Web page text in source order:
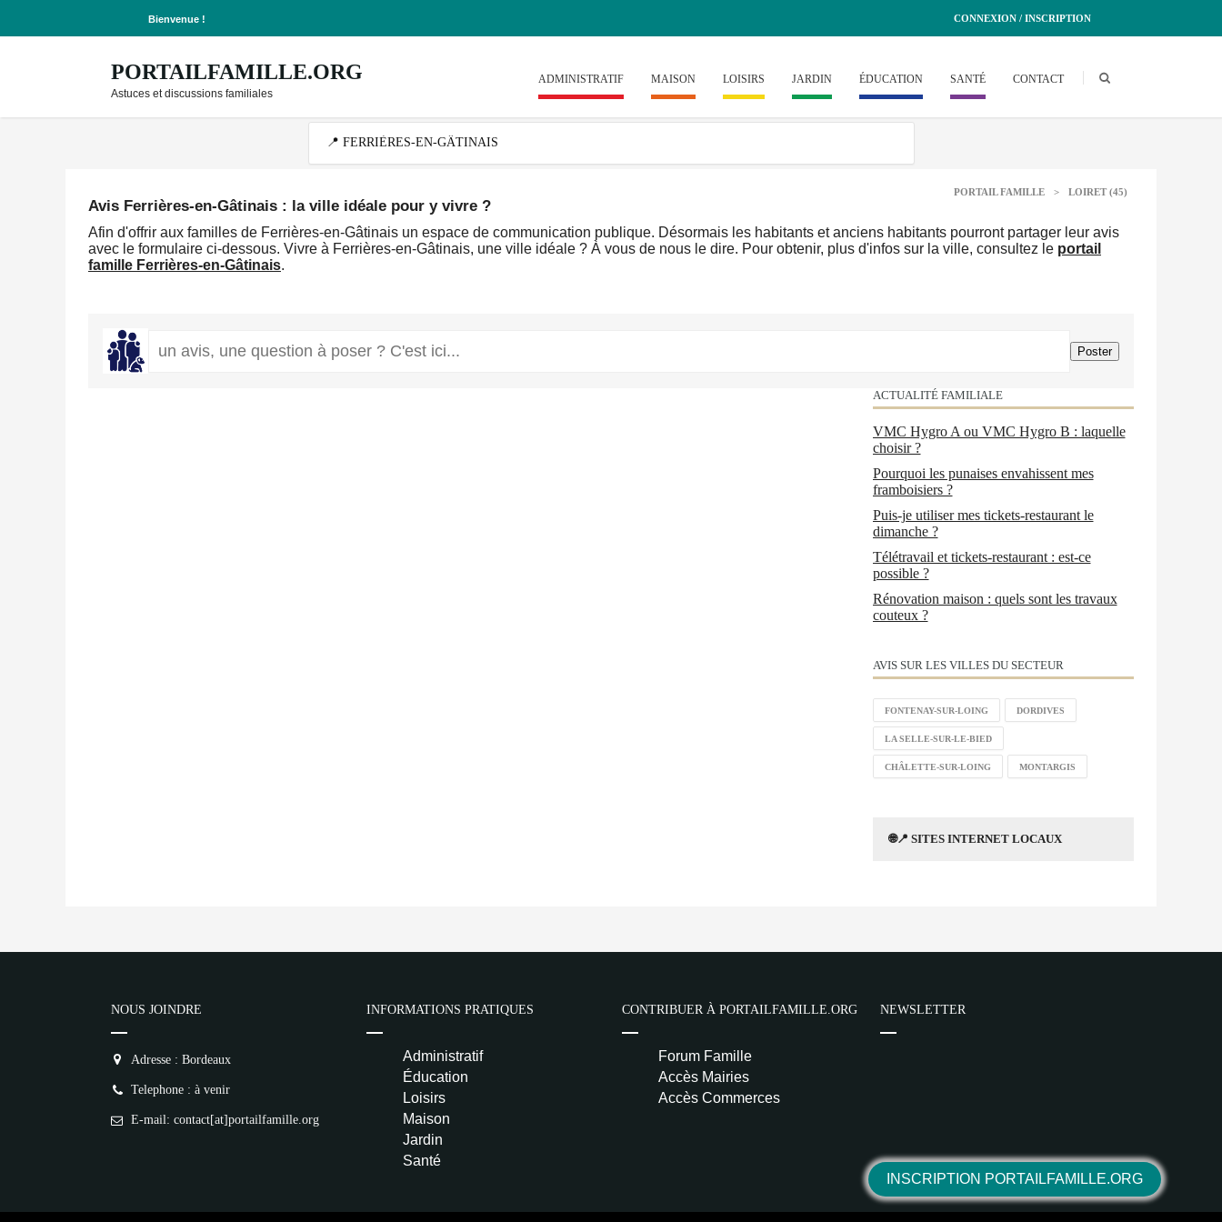
Bienvenue ! CONNEXION / INSCRIPTION
PORTAILFAMILLE.ORG
Astuces et discussions familiales
ADMINISTRATIF MAISON LOISIRS JARDIN ÉDUCATION SANTÉ CONTACT
PORTAIL FAMILLE > LOIRET (45)
Avis Ferrières-en-Gâtinais : la ville idéale pour y vivre ?
Afin d'offrir aux familles de Ferrières-en-Gâtinais un espace de communication publique. Désormais les habitants et anciens habitants pourront partager leur avis
avec le formulaire ci-dessous. Vivre à Ferrières-en-Gâtinais, une ville idéale ? À vous de nous le dire. Pour obtenir, plus d'infos sur la ville, consultez le portail
famille Ferrières-en-Gâtinais.
ACTUALITÉ FAMILIALE
VMC Hygro A ou VMC Hygro B : laquelle
choisir ?
Pourquoi les punaises envahissent mes
framboisiers ?
Puis-je utiliser mes tickets-restaurant le
dimanche ?
Télétravail et tickets-restaurant : est-ce
possible ?
Rénovation maison : quels sont les travaux
couteux ?
AVIS SUR LES VILLES DU SECTEUR
FONTENAY-SUR-LOING DORDIVES
LA SELLE-SUR-LE-BIED
CHÂLETTE-SUR-LOING MONTARGIS
🌐📍 SITES INTERNET LOCAUX
INSCRIPTION PORTAILFAMILLE.ORG
NOUS JOINDRE
Adresse : Bordeaux
Telephone : à venir
E-mail: contact[at]portailfamille.org
INFORMATIONS PRATIQUES
Administratif
Éducation
Loisirs
Maison
Jardin
Santé
CONTRIBUER À PORTAILFAMILLE.ORG
Forum Famille
Accès Mairies
Accès Commerces
NEWSLETTER